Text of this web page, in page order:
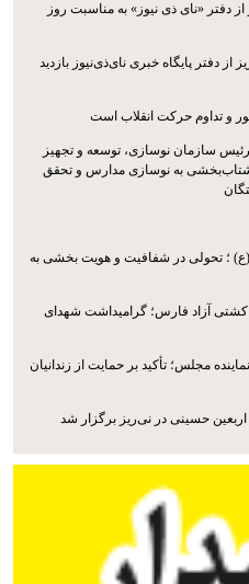
دفتر «نای ذی نیوز» به مناسبت روز
دفتر پایگاه خبری نای‌ذی‌نیوز بازدید
و تداوم حرکت انقلاب است
سازمان نوسازی، توسعه و تجهیز
به نوسازی مدارس و تحقق
؛ تحولی در شفافیت و هویت بخشی به
کشتی آزاد فارس؛ گرامیداشت شهدای
مجلس؛ تأکید بر حمایت از زندانیان
اربعین حسینی در نی‌ریز برگزار شد